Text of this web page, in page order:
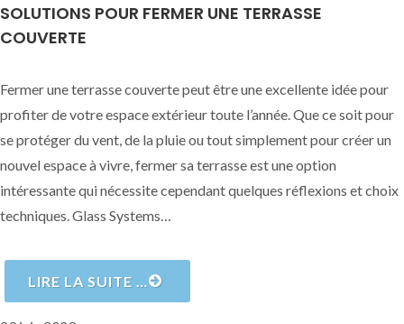
SOLUTIONS POUR FERMER UNE TERRASSE
COUVERTE
Fermer une terrasse couverte peut être une excellente idée pour
profiter de votre espace extérieur toute l’année. Que ce soit pour
se protéger du vent, de la pluie ou tout simplement pour créer un
nouvel espace à vivre, fermer sa terrasse est une option
intéressante qui nécessite cependant quelques réflexions et choix
techniques. Glass Systems…
LIRE LA SUITE …